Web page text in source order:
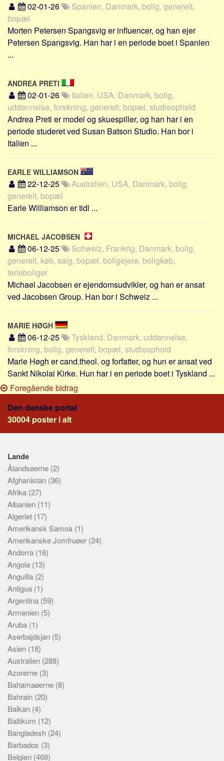
02-01-26
Spanien, Danmark, bolig, generelt,
bopæl
Morten Petersen Spangsvig er influencer, og han ejer
Petersen Spangsvig. Han har i en periode boet i Spanien
...
ANDREA PRETI
02-01-26
Italien, USA, Danmark, bolig,
uddannelse, forskning, generelt, bopæl, studieophold
Andrea Preti er model og skuespiller, og han har i en
periode studeret ved Susan Batson Studio. Han bor i
Italien ...
EARLE WILLIAMSON
22-12-25
Australien, USA, Danmark, bolig,
generelt, bopæl
Earle Williamson er tidl ...
MICHAEL JACOBSEN
06-12-25
Schweiz, Frankrig, Danmark, bolig,
generelt, køb, salg, bopæl, boligejere, boligkøb,
ferieboliger
Michael Jacobsen er ejendomsudvikler, og han er ansat
ved Jacobsen Group. Han bor i Schweiz ...
MARIE HØGH
06-12-25
Tyskland, Danmark, uddannelse,
forskning, bolig, generelt, bopæl, studieophold
Marie Høgh er cand.theol. og forfatter, og hun er ansat ved
Sankt Nikolai Kirke. Hun har i en periode boet i Tyskland ...
Foregående bidrag
Den danske portal
30004 poster i alt
Lande
Ålandsøerne (2)
Afghanistan (36)
Afrika (27)
Albanien (11)
Algeriet (17)
Amerikansk Samoa (1)
Amerikanske Jomfruøer (24)
Andorra (16)
Angola (13)
Anguilla (2)
Antigua (1)
Argentina (59)
Armenien (5)
Aruba (1)
Aserbajdsjan (5)
Asien (18)
Australien (288)
Azorerne (3)
Bahamaøerne (8)
Bahrain (20)
Balkan (4)
Baltikum (12)
Bangladesh (24)
Barbados (3)
Belgien (468)